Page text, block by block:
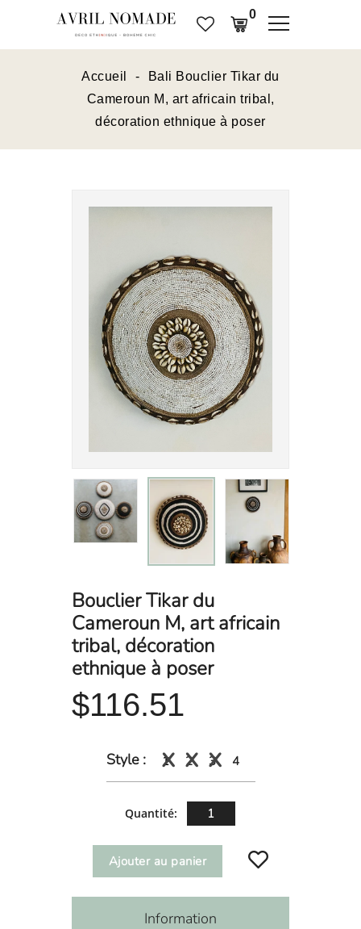
0
Accueil Bali Bouclier Tikar du
Cameroun M, art africain tribal,
décoration ethnique à poser
Bouclier Tikar du
Cameroun M, art africain
tribal, décoration
ethnique à poser
$116.51
Style : 1 2 3 4
Quantité:
Ajouter au panier
Information